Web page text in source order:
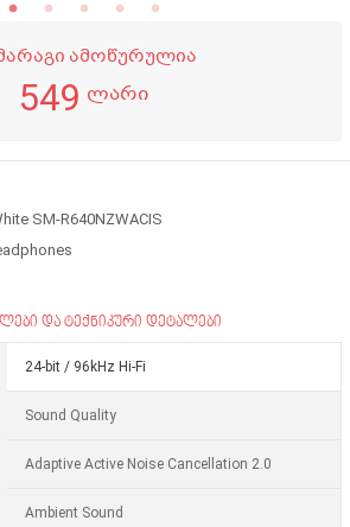
ამოწურულია
549 ლარი
SM-R640NZWACIS
და ტექნიკური დეტალები
24-bit / 96kHz Hi-Fi
Sound Quality
Adaptive Active Noise Cancellation 2.0
Ambient Sound